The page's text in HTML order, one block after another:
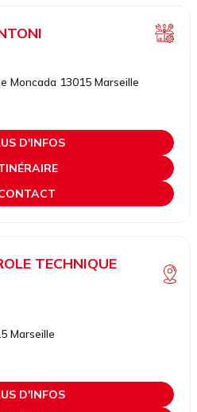
Moncada 13015 Marseille
D'INFOS
TECHNIQUE
Marseille
D'INFOS